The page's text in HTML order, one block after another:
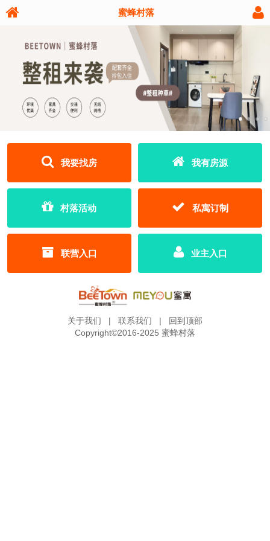
蜜蜂村落
我要找房 我有房源
村落活动 私寓订制
联营入口 业主入口
关于我们 | 联系我们 |
回到顶部
Copyright©2016-2025 蜜蜂村落